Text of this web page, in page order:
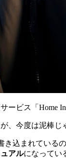
ビス「Home
、今度は泥棒じ
き込まれている
アルになってい